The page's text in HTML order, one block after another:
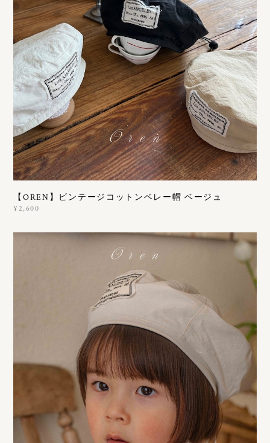
【OREN】ビンテージコットンベレー帽 ベージュ
¥2,600